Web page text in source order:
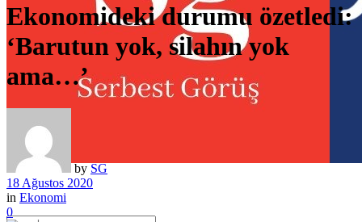
Ekonomideki durumu özetledi:
‘Barutun yok, silahın yok
ama…’
by SG
18 Ağustos 2020
in Ekonomi
0